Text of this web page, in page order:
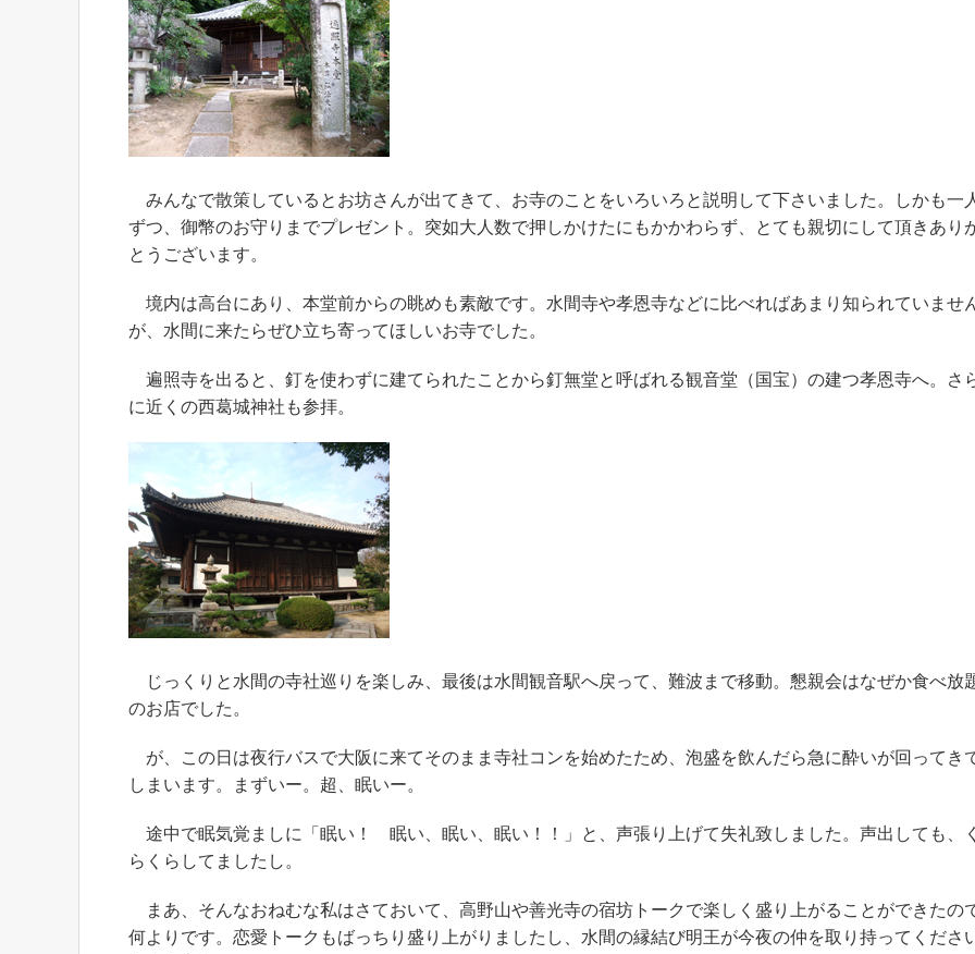
みんなで散策しているとお坊さんが出てきて、お寺のことをいろいろと説明して下さいました。しかも一
ずつ、御幣のお守りまでプレゼント。突如大人数で押しかけたにもかかわらず、とても親切にして頂きあり
とうございます。
境内は高台にあり、本堂前からの眺めも素敵です。水間寺や孝恩寺などに比べればあまり知られていませ
が、水間に来たらぜひ立ち寄ってほしいお寺でした。
遍照寺を出ると、釘を使わずに建てられたことから釘無堂と呼ばれる観音堂（国宝）の建つ孝恩寺へ。さ
に近くの西葛城神社も参拝。
じっくりと水間の寺社巡りを楽しみ、最後は水間観音駅へ戻って、難波まで移動。懇親会はなぜか食べ放
のお店でした。
が、この日は夜行バスで大阪に来てそのまま寺社コンを始めたため、泡盛を飲んだら急に酔いが回ってき
しまいます。まずいー。超、眠いー。
途中で眠気覚ましに「眠い！ 眠い、眠い、眠い！！」と、声張り上げて失礼致しました。声出しても、く
らくらしてましたし。
まあ、そんなおねむな私はさておいて、高野山や善光寺の宿坊トークで楽しく盛り上がることができたの
何よりです。恋愛トークもばっちり盛り上がりましたし、水間の縁結び明王が今夜の仲を取り持ってくださ